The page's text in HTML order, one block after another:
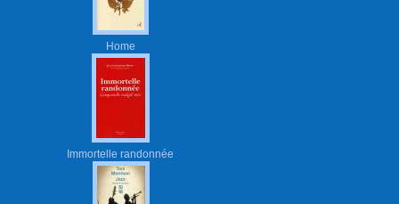
Home
Immortelle randonnée